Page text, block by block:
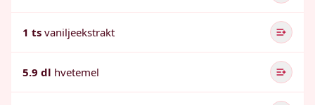
1 ts vaniljeekstrakt
5.9 dl hvetemel